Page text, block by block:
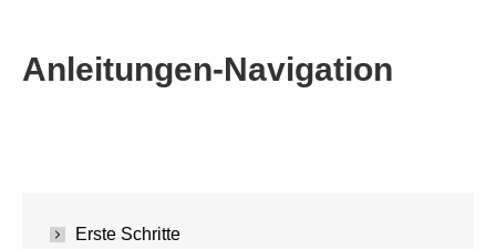
Anleitungen-Navigation
Erste Schritte